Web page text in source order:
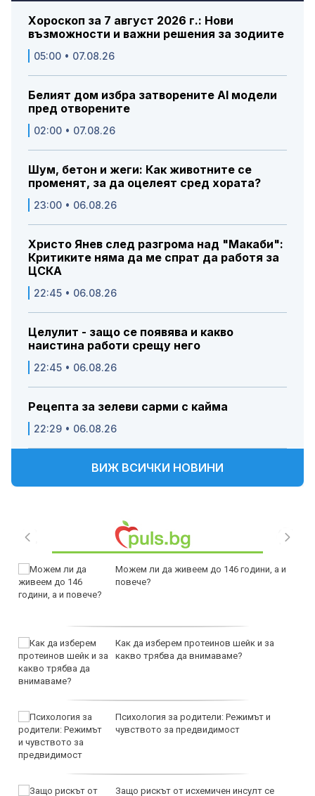
Хороскоп за 7 август 2026 г.: Нови
възможности и важни решения за зодиите
05:00 • 07.08.26
Белият дом избра затворените AI модели
пред отворените
02:00 • 07.08.26
Шум, бетон и жеги: Как животните се
променят, за да оцелеят сред хората?
23:00 • 06.08.26
Христо Янев след разгрома над "Макаби":
Критиките няма да ме спрат да работя за
ЦСКА
22:45 • 06.08.26
Целулит - защо се появява и какво
наистина работи срещу него
22:45 • 06.08.26
Рецепта за зелеви сарми с кайма
22:29 • 06.08.26
ВИЖ ВСИЧКИ НОВИНИ
Можем ли да живеем до 146 години, а и
повече?
Как да изберем протеинов шейк и за
какво трябва да внимаваме?
Психология за родители: Режимът и
чувството за предвидимост
Защо рискът от исхемичен инсулт се